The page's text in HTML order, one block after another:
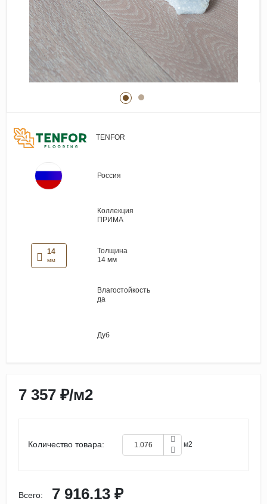
Виниловые покрытия
Стеновые панели
Лепнина
Клеевая продукция
Паркетные лаки и масла
TENFOR
Россия
Коллекция
ПРИМА
14
мм
Толщина
14 мм
Влагостойкость
да
Дуб
7 357 ₽/м2
Количество товара: м2
Всего: 7 916.13 ₽